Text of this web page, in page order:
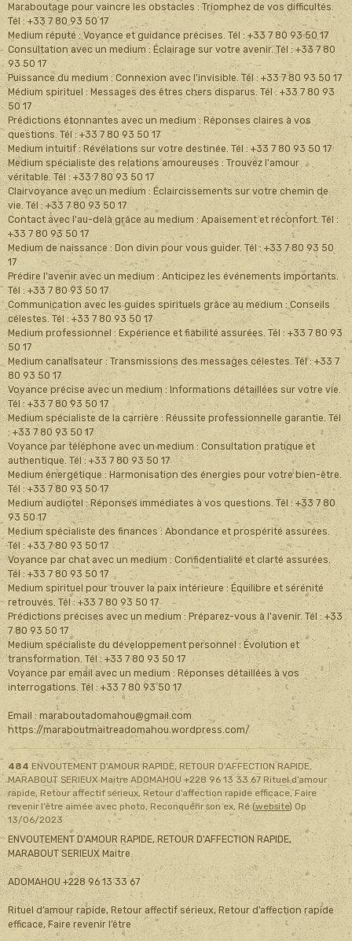
Maraboutage pour vaincre les obstacles : Triomphez de vos difficultés.
Tél : +33 7 80 93 50 17
Medium réputé : Voyance et guidance précises. Tél : +33 7 80 93 50 17
Consultation avec un medium : Éclairage sur votre avenir. Tél : +33 7 80
93 50 17
Puissance du medium : Connexion avec l'invisible. Tél : +33 7 80 93 50 17
Médium spirituel : Messages des êtres chers disparus. Tél : +33 7 80 93
50 17
Prédictions étonnantes avec un medium : Réponses claires à vos
questions. Tél : +33 7 80 93 50 17
Medium intuitif : Révélations sur votre destinée. Tél : +33 7 80 93 50 17
Medium spécialiste des relations amoureuses : Trouvez l'amour
véritable. Tél : +33 7 80 93 50 17
Clairvoyance avec un medium : Éclaircissements sur votre chemin de
vie. Tél : +33 7 80 93 50 17
Contact avec l'au-delà grâce au medium : Apaisement et réconfort. Tél :
+33 7 80 93 50 17
Medium de naissance : Don divin pour vous guider. Tél : +33 7 80 93 50
17
Prédire l'avenir avec un medium : Anticipez les événements importants.
Tél : +33 7 80 93 50 17
Communication avec les guides spirituels grâce au medium : Conseils
célestes. Tél : +33 7 80 93 50 17
Medium professionnel : Expérience et fiabilité assurées. Tél : +33 7 80 93
50 17
Medium canalisateur : Transmissions des messages célestes. Tél : +33 7
80 93 50 17
Voyance précise avec un medium : Informations détaillées sur votre vie.
Tél : +33 7 80 93 50 17
Medium spécialiste de la carrière : Réussite professionnelle garantie. Tél
: +33 7 80 93 50 17
Voyance par téléphone avec un medium : Consultation pratique et
authentique. Tél : +33 7 80 93 50 17
Medium énergétique : Harmonisation des énergies pour votre bien-être.
Tél : +33 7 80 93 50 17
Medium audiotel : Réponses immédiates à vos questions. Tél : +33 7 80
93 50 17
Medium spécialiste des finances : Abondance et prospérité assurées.
Tél : +33 7 80 93 50 17
Voyance par chat avec un medium : Confidentialité et clarté assurées.
Tél : +33 7 80 93 50 17
Medium spirituel pour trouver la paix intérieure : Équilibre et sérénité
retrouvés. Tél : +33 7 80 93 50 17
Prédictions précises avec un medium : Préparez-vous à l'avenir. Tél : +33
7 80 93 50 17
Medium spécialiste du développement personnel : Évolution et
transformation. Tél : +33 7 80 93 50 17
Voyance par email avec un medium : Réponses détaillées à vos
interrogations. Tél : +33 7 80 93 50 17
Email : maraboutadomahou@gmail.com
https://maraboutmaitreadomahou.wordpress.com/
484 ENVOUTEMENT D'AMOUR RAPIDE, RETOUR D'AFFECTION RAPIDE,
MARABOUT SERIEUX Maitre ADOMAHOU +228 96 13 33 67 Rituel d’amour
rapide, Retour affectif sérieux, Retour d’affection rapide efficace, Faire
revenir l’être aimée avec photo, Reconquérir son ex, Ré (website) Op
13/06/2023
ENVOUTEMENT D'AMOUR RAPIDE, RETOUR D'AFFECTION RAPIDE,
MARABOUT SERIEUX Maitre
ADOMAHOU +228 96 13 33 67
Rituel d’amour rapide, Retour affectif sérieux, Retour d’affection rapide
efficace, Faire revenir l’être